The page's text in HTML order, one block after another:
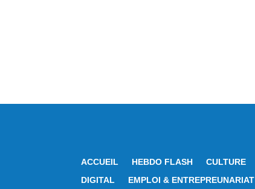
ACCUEIL HEBDO FLASH
CULTURE
DIGITAL
EMPLOI & ENTREPREUNARIAT